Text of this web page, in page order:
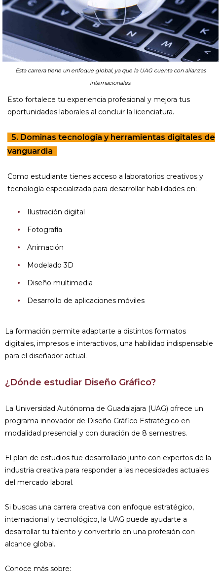
Esta carrera tiene un enfoque global, ya que la UAG cuenta con alianzas
internacionales.
Esto fortalece tu experiencia profesional y mejora tus
oportunidades laborales al concluir la licenciatura.
5. Dominas tecnología y herramientas digitales de
vanguardia
Como estudiante tienes acceso a laboratorios creativos y
tecnología especializada para desarrollar habilidades en:
Ilustración digital
Fotografía
Animación
Modelado 3D
Diseño multimedia
Desarrollo de aplicaciones móviles
La formación permite adaptarte a distintos formatos
digitales, impresos e interactivos, una habilidad indispensable
para el diseñador actual.
¿Dónde estudiar Diseño Gráfico?
La Universidad Autónoma de Guadalajara (UAG) ofrece un
programa innovador de Diseño Gráfico Estratégico en
modalidad presencial y con duración de 8 semestres.
El plan de estudios fue desarrollado junto con expertos de la
industria creativa para responder a las necesidades actuales
del mercado laboral.
Si buscas una carrera creativa con enfoque estratégico,
internacional y tecnológico, la UAG puede ayudarte a
desarrollar tu talento y convertirlo en una profesión con
alcance global.
Conoce más sobre: